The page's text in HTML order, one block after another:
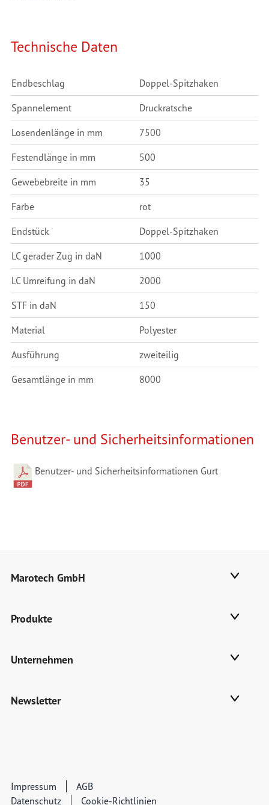
Technische Daten
Endbeschlag Doppel-Spitzhaken
Spannelement Druckratsche
Losendenlänge in mm 7500
Festendlänge in mm 500
Gewebebreite in mm 35
Farbe rot
Endstück Doppel-Spitzhaken
LC gerader Zug in daN 1000
LC Umreifung in daN 2000
STF in daN 150
Material Polyester
Ausführung zweiteilig
Gesamtlänge in mm 8000
Benutzer- und Sicherheitsinformationen
Benutzer- und Sicherheitsinformationen Gurt
Marotech GmbH
Produkte
Unternehmen
Newsletter
Impressum
AGB
Datenschutz
Cookie-Richtlinien